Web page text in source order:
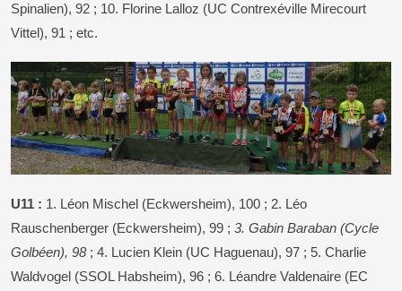
Spinalien), 92 ; 10. Florine Lalloz (UC Contrexéville Mirecourt
Vittel), 91 ; etc.
U11 : 1. Léon Mischel (Eckwersheim), 100 ; 2. Léo
Rauschenberger (Eckwersheim), 99 ; 3. Gabin Baraban (Cycle
Golbéen), 98 ; 4. Lucien Klein (UC Haguenau), 97 ; 5. Charlie
Waldvogel (SSOL Habsheim), 96 ; 6. Léandre Valdenaire (EC